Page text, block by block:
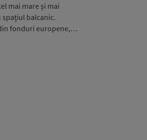
mai mare și mai
balcanic.
fonduri europene,…